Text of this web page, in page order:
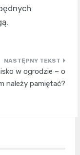
w ogrodzie – o
należy pamiętać?